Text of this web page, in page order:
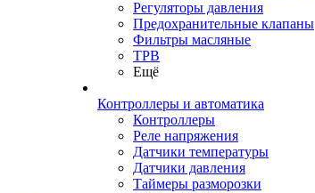
Регуляторы давления
Предохранительные клапаны
Фильтры масляные
ТРВ
Ещё
Контроллеры и автоматика
Контроллеры
Реле напряжения
Датчики температуры
Датчики давления
Таймеры разморозки